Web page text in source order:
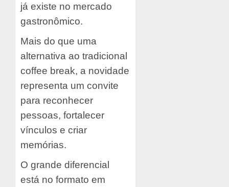
já existe no mercado
gastronômico.
Mais do que uma
alternativa ao tradicional
coffee break, a novidade
representa um convite
para reconhecer
pessoas, fortalecer
vínculos e criar
memórias.
O grande diferencial
está no formato em